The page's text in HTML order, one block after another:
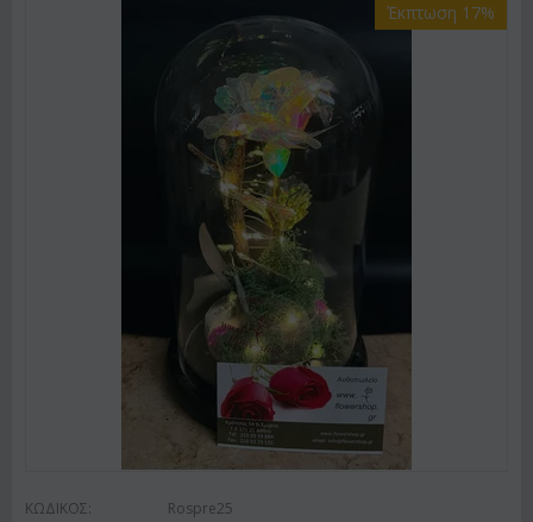
Έκπτωση 17%
ΚΩΔΙΚΟΣ: Rospre25